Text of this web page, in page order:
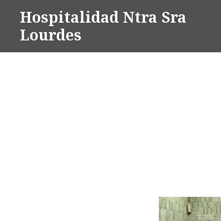
contenido
Hospitalidad Ntra Sra
Lourdes